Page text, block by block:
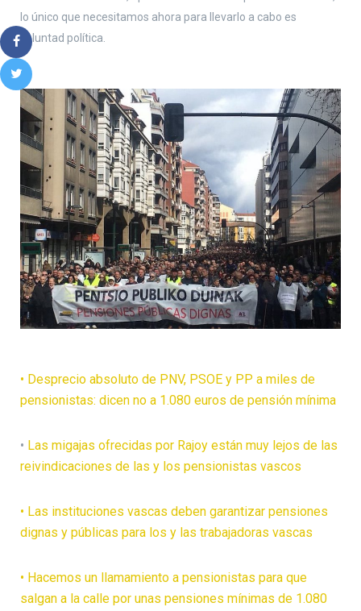
lo único que necesitamos ahora para llevarlo a cabo es
voluntad política.
• Desprecio absoluto de PNV, PSOE y PP a miles de
pensionistas: dicen no a 1.080 euros de pensión mínima
• Las migajas ofrecidas por Rajoy están muy lejos de las
reivindicaciones de las y los pensionistas vascos
• Las instituciones vascas deben garantizar pensiones
dignas y públicas para los y las trabajadoras vascas
• Hacemos un llamamiento a pensionistas para que
salgan a la calle por unas pensiones mínimas de 1.080